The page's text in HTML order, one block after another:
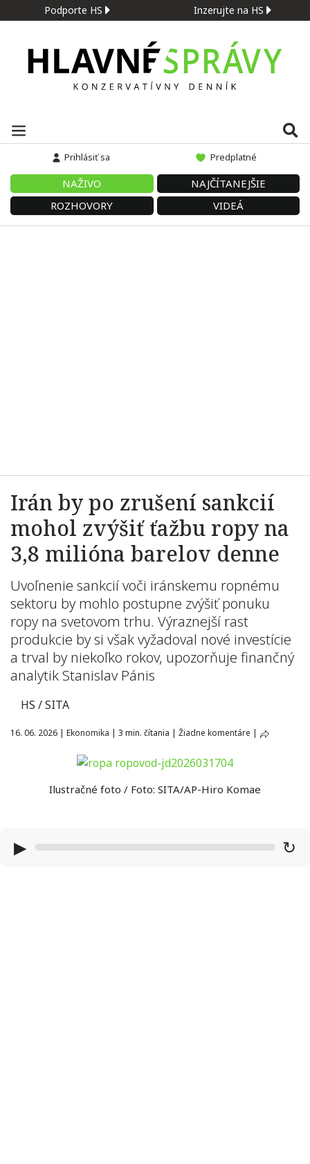
Podporte HS Inzerujte na HS
Prihlásiť sa Predplatné
NAŽIVO
NAJČÍTANEJŠIE
ROZHOVORY
VIDEÁ
Irán by po zrušení sankcií
mohol zvýšiť ťažbu ropy na
3,8 milióna barelov denne
Uvoľnenie sankcií voči iránskemu ropnému
sektoru by mohlo postupne zvýšiť ponuku
ropy na svetovom trhu. Výraznejší rast
produkcie by si však vyžadoval nové investície
a trval by niekoľko rokov, upozorňuje finančný
analytik Stanislav Pánis
HS / SITA
16. 06. 2026 | Ekonomika | 3 min. čítania | Žiadne komentáre |
Ilustračné foto / Foto: SITA/AP-Hiro Komae
▶ ↻